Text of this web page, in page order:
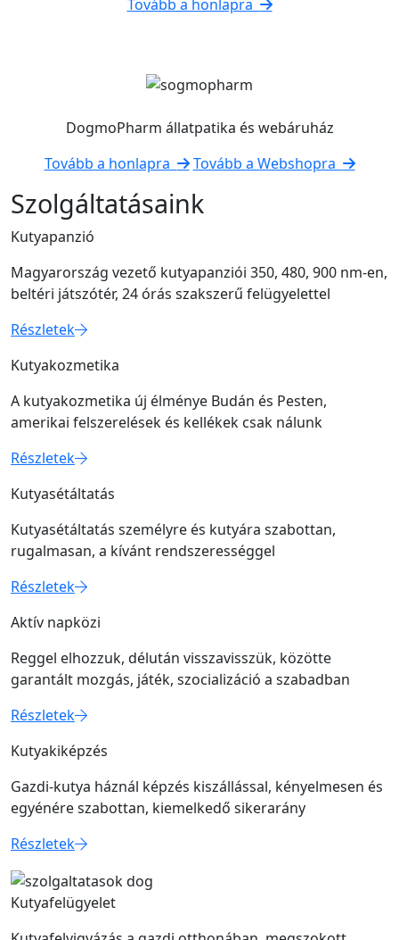
Tovább a honlapra
DogmoPharm állatpatika és webáruház
Tovább a honlapra
Tovább a Webshopra
Szolgáltatásaink
Kutyapanzió
Magyarország vezető kutyapanziói 350, 480, 900 nm-en,
beltéri játszótér, 24 órás szakszerű felügyelettel
Részletek
Kutyakozmetika
A kutyakozmetika új élménye Budán és Pesten,
amerikai felszerelések és kellékek csak nálunk
Részletek
Kutyasétáltatás
Kutyasétáltatás személyre és kutyára szabottan,
rugalmasan, a kívánt rendszerességgel
Részletek
Aktív napközi
Reggel elhozzuk, délután visszavisszük, közötte
garantált mozgás, játék, szocializáció a szabadban
Részletek
Kutyakiképzés
Gazdi-kutya háznál képzés kiszállással, kényelmesen és
egyénére szabottan, kiemelkedő sikerarány
Részletek
Kutyafelügyelet